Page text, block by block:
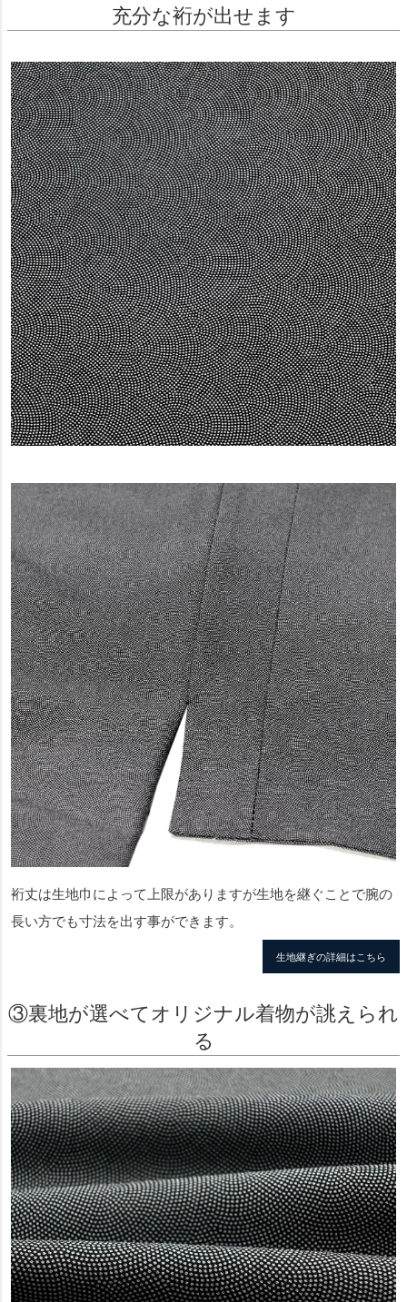
充分な裄が出せます
裄丈は生地巾によって上限がありますが生地を継ぐことで腕の
長い方でも寸法を出す事ができます。
生地継ぎの詳細はこちら
③裏地が選べてオリジナル着物が誂えられ
る